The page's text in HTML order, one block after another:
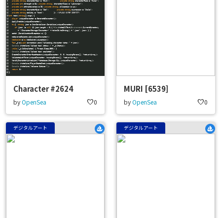
Character #2624
byOpenSea favorite0
MURI [6539]
byOpenSea favorite0
デジタルアート デジタルアート